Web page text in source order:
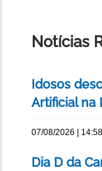
Notícias
Idosos
Artificial na
07/08/2026 | 14:58
Dia D da